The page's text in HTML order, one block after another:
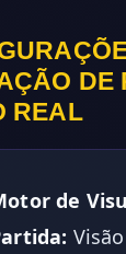
DE
REAL
de